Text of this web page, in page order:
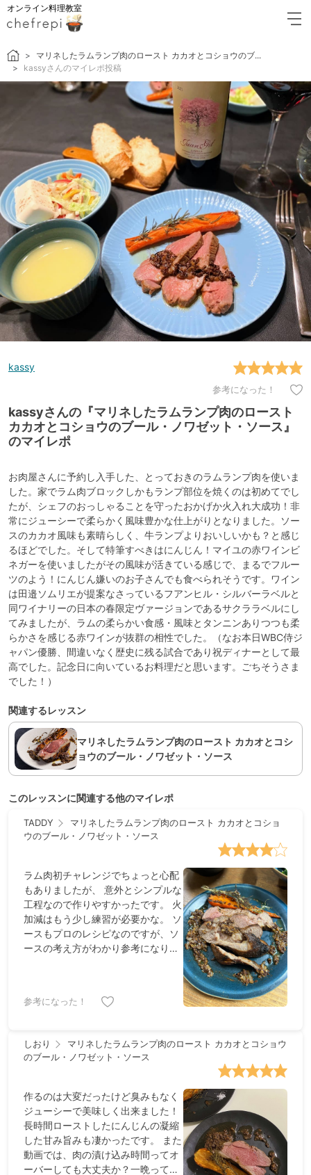
オンライン料理教室
マリネしたラムランプ肉のロースト カカオとコショウのブ...
kassyさんのマイレポ投稿
kassy
参考になった！
kassyさんの『マリネしたラムランプ肉のロースト
カカオとコショウのブール・ノワゼット・ソース』
のマイレポ
お肉屋さんに予約し入手した、とっておきのラムランプ肉を使いま
した。家でラム肉ブロックしかもランプ部位を焼くのは初めてでし
たが、シェフのおっしゃることを守ったおかげか火入れ大成功！非
常にジューシーで柔らかく風味豊かな仕上がりとなりました。ソー
スのカカオ風味も素晴らしく、牛ランプよりおいしいかも？と感じ
るほどでした。そして特筆すべきはにんじん！マイユの赤ワインビ
ネガーを使いましたがその風味が活きている感じで、まるでフルー
ツのよう！にんじん嫌いのお子さんでも食べられそうです。ワイン
は田邉ソムリエが提案なさっているフアンヒル・シルバーラベルと
同ワイナリーの日本の春限定ヴァージョンであるサクララベルにし
てみましたが、ラムの柔らかい食感・風味とタンニンありつつも柔
らかさを感じる赤ワインが抜群の相性でした。（なお本日WBC侍ジ
ャパン優勝、間違いなく歴史に残る試合であり祝ディナーとして最
高でした。記念日に向いているお料理だと思います。ごちそうさま
でした！）
関連するレッスン
マリネしたラムランプ肉のロースト カカオとコシ
ョウのブール・ノワゼット・ソース
このレッスンに関連する他のマイレポ
TADDY
マリネしたラムランプ肉のロースト カカオとコショ
ウのブール・ノワゼット・ソース
ラム肉初チャレンジでちょっと心配
もありましたが、 意外とシンプルな
工程なので作りやすかったです。 火
加減はもう少し練習が必要かな。 ソ
ースもプロのレシピなのですが、ソ
ースの考え方がわかり参考になりま
参考になった！
しおり
マリネしたラムランプ肉のロースト カカオとコショウ
のブール・ノワゼット・ソース
作るのは大変だったけど臭みもなく
ジューシーで美味しく出来ました！
長時間ローストしたにんじんの凝縮
した甘み旨みも凄かったです。 また
動画では、肉の漬け込み時間ってオ
ーバーしても大丈夫か？一晩ってそ